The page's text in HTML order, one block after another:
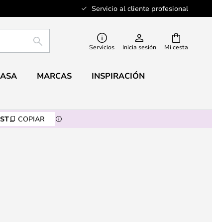
Servicio al cliente profesional
Mi cesta
BUSCAR Servicios Inicia sesión
MARCAS INSPIRACIÓN
COPIAR